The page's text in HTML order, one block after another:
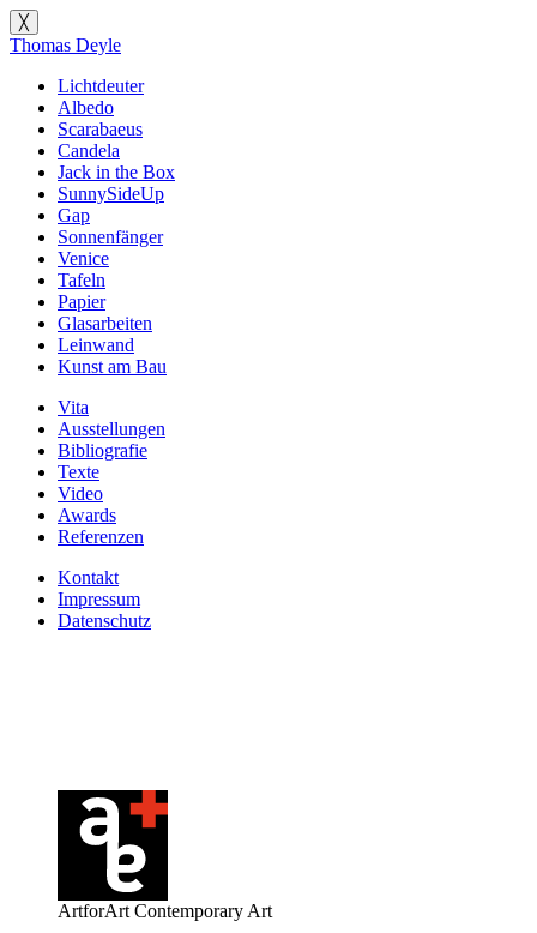
╳
Thomas Deyle
Lichtdeuter
Albedo
Scarabaeus
Candela
Jack in the Box
SunnySideUp
Gap
Sonnenfänger
Venice
Tafeln
Papier
Glasarbeiten
Leinwand
Kunst am Bau
Vita
Ausstellungen
Bibliografie
Texte
Video
Awards
Referenzen
Kontakt
Impressum
Datenschutz
ArtforArt Contemporary Art